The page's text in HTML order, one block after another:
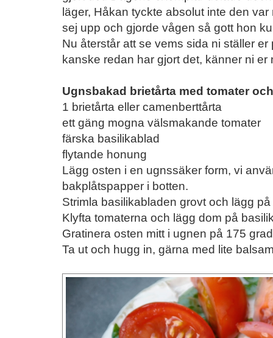
läger, Håkan tyckte absolut inte den
sej upp och gjorde vågen så gott hon
Nu återstår att se vems sida ni ställer
kanske redan har gjort det, känner ni
Ugnsbakad brietårta med tomater
1 brietårta eller camenberttårta
ett gäng mogna välsmakande tomater
färska basilikablad
flytande honung
Lägg osten i en ugnssäker form, vi
bakplåtspapper i botten.
Strimla basilikabladen grovt och lägg
Klyfta tomaterna och lägg dom på
Gratinera osten mitt i ugnen på 175
Ta ut och hugg in, gärna med lite